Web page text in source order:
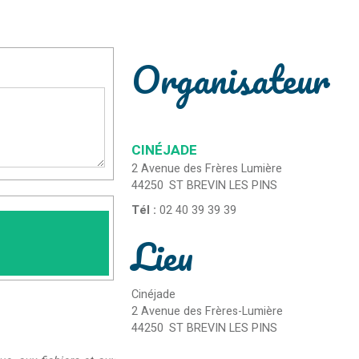
Organisateur
CINÉJADE
2 Avenue des Frères Lumière
44250 ST BREVIN LES PINS
Tél :02 40 39 39 39
Lieu
Cinéjade
2 Avenue des Frères-Lumière
44250 ST BREVIN LES PINS